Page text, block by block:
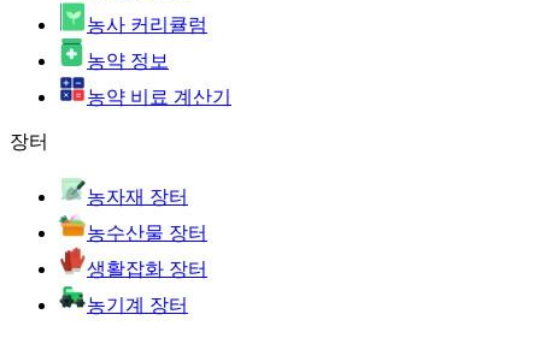
농사 커리큘럼
농약 정보
농약 비료 계산기
장터
농자재 장터
농수산물 장터
생활잡화 장터
농기계 장터